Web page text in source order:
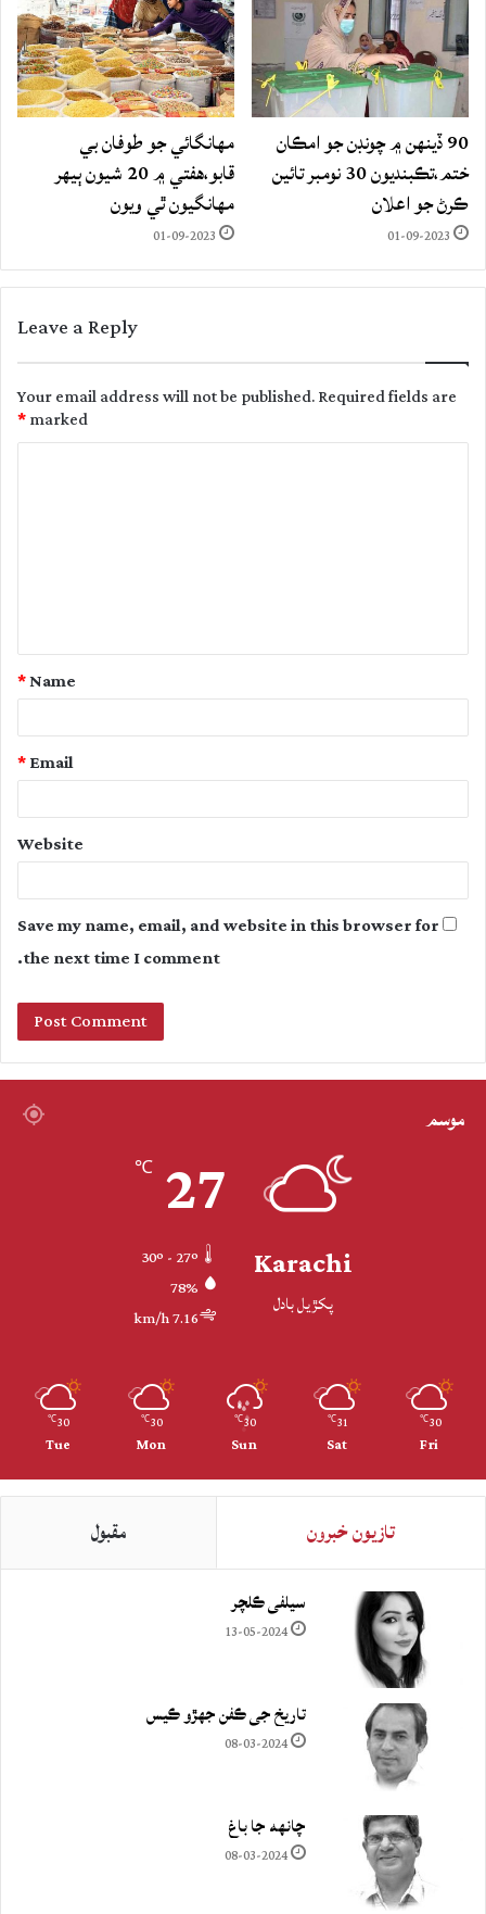
90 ڏينهن ۾ چونڊن جو امڪان
ختم،تڪبنديون 30 نومبر تائين
ڪرڻ جو اعلان
01-09-2023
مهانگائي جو طوفان بي
قابو،هفتي ۾ 20 شيون ٻيهر
مهانگيون ٿي ويون
01-09-2023
Leave a Reply
Your email address will not be published.Required fields are
marked
*
t
Name
*
Email
*
Website
Save my name, email, and website in this browser for
the next time I comment.
موسم
Karachi
پکڙيل بادل
27
℃
78%
7.16 km/h
30
℃
Fri
31
℃
Sat
30
℃
Sun
30
℃
Mon
30
℃
Tue
تازيون خبرون مقبول
سيلفي ڪلچر
13-05-2024
تاريخ جي ڪفن جھڙو ڪيس
08-03-2024
چانهه جا باغ
08-03-2024